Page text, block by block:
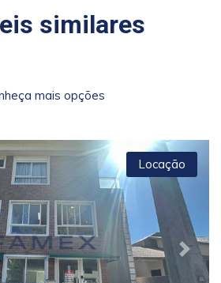
similares
mais opções
Next
Locação